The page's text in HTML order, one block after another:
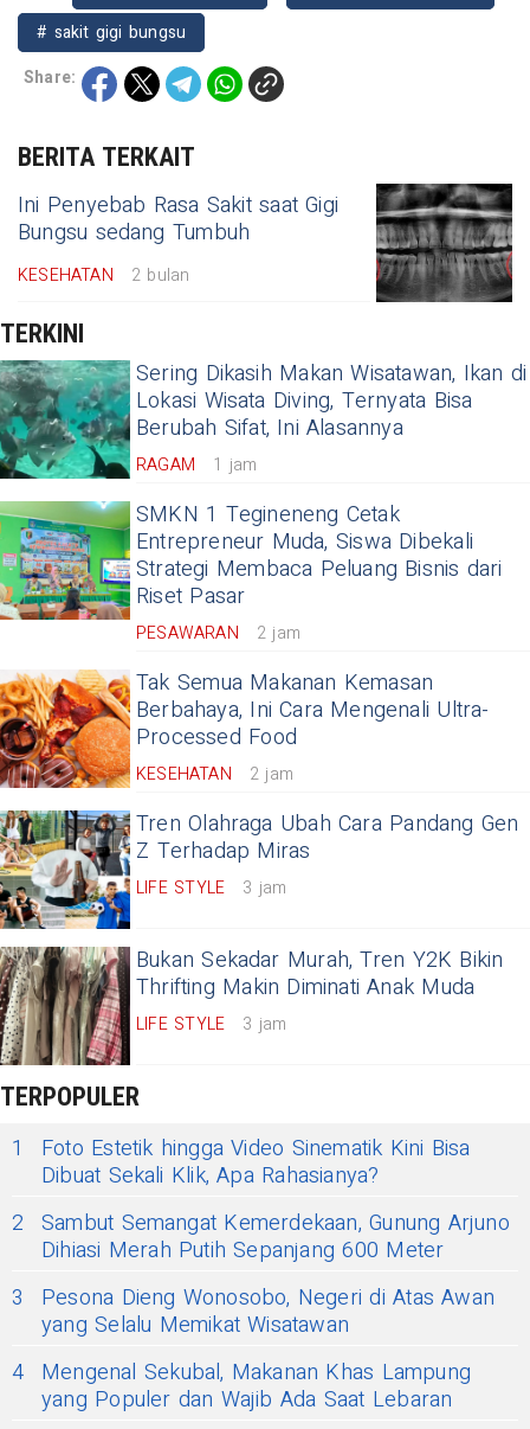
# sakit gigi bungsu
Share:
BERITA TERKAIT
Ini Penyebab Rasa Sakit saat Gigi
Bungsu sedang Tumbuh
KESEHATAN 2 bulan
TERKINI
Sering Dikasih Makan Wisatawan, Ikan di
Lokasi Wisata Diving, Ternyata Bisa
Berubah Sifat, Ini Alasannya
RAGAM 1 jam
SMKN 1 Tegineneng Cetak
Entrepreneur Muda, Siswa Dibekali
Strategi Membaca Peluang Bisnis dari
Riset Pasar
PESAWARAN 2 jam
Tak Semua Makanan Kemasan
Berbahaya, Ini Cara Mengenali Ultra-
Processed Food
KESEHATAN 2 jam
Tren Olahraga Ubah Cara Pandang Gen
Z Terhadap Miras
LIFE STYLE 3 jam
Bukan Sekadar Murah, Tren Y2K Bikin
Thrifting Makin Diminati Anak Muda
LIFE STYLE 3 jam
TERPOPULER
1
Foto Estetik hingga Video Sinematik Kini Bisa
Dibuat Sekali Klik, Apa Rahasianya?
2 Sambut Semangat Kemerdekaan, Gunung Arjuno
Dihiasi Merah Putih Sepanjang 600 Meter
3
Pesona Dieng Wonosobo, Negeri di Atas Awan
yang Selalu Memikat Wisatawan
4 Mengenal Sekubal, Makanan Khas Lampung
yang Populer dan Wajib Ada Saat Lebaran